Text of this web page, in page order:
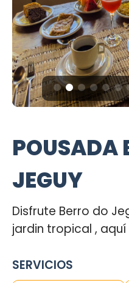
POUSADA
JEGUY
Disfrute Berro do
jardin tropical ,
SERVICIOS